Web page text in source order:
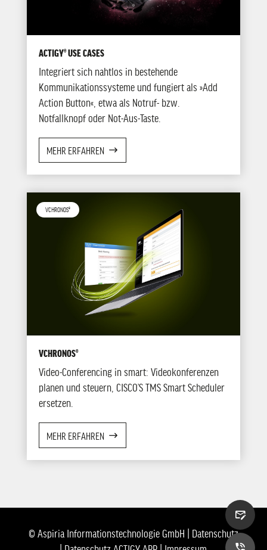
ACTIGY® USE CASES
Integriert sich nahtlos in bestehende
Kommunikationssysteme und fungiert als »Add
Action Button«, etwa als Notruf- bzw.
Notfallknopf oder Not-Aus-Taste.
MEHR ERFAHREN
VCHRONOS®
VCHRONOS®
Video-Conferencing in smart: Videokonferenzen
planen und steuern, CISCO’S TMS Smart Scheduler
ersetzen.
MEHR ERFAHREN
© Aspiria Informationstechnologie GmbH | Datenschutz